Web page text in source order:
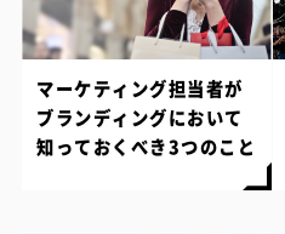
マーケティング担当者が
ブランディングにおいて
知っておくべき3つのこと